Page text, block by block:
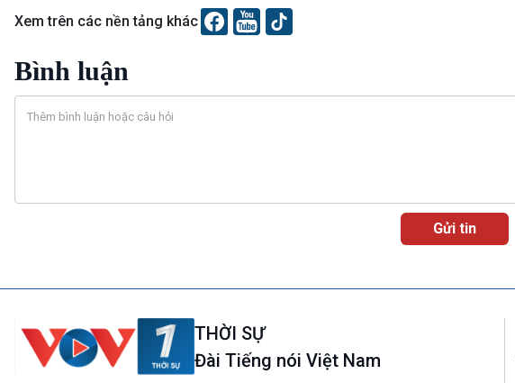
Xem trên các nền tảng khác
Bình luận
THỜI SỰ
Đài Tiếng nói Việt Nam